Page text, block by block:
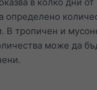
определено
В тропичен и
може да